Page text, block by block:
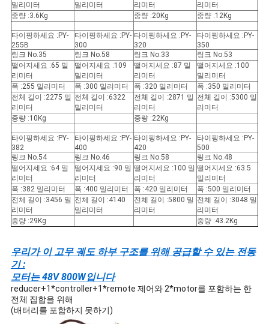
밀리미터
밀리미터
리미터
리미터
중량 :3.6Kg
중량 :20Kg 중량 :12Kg
타이핑하세요 :PY-
255B
타이핑하세요 :PY-
300
타이핑하세요 :PY-
320
타이핑하세요 :PY-
350
링크 No.35
링크 No.58 링크 No.33
링크 No.53
떨어지세요 :65 밀
리미터
떨어지세요 :109
밀리미터
떨어지세요 :87 밀
리미터
떨어지세요 :100
밀리미터
폭 :255 밀리미터
폭 :300 밀리미터 폭 :320 밀리미터
폭 :350 밀리미터
전체 길이 :2275 밀
리미터
전체 길이 :6322
밀리미터
전체 길이 :2871 밀
리미터
전체 길이 :5300 밀
리미터
중량 :10Kg
중량 :22Kg
타이핑하세요 :PY-
382
타이핑하세요 :PY-
400
타이핑하세요 :PY-
420
타이핑하세요 :PY-
500
링크 No.54
링크 No.46 링크 No.58
링크 No.48
떨어지세요 :64 밀
리미터
떨어지세요 :90 밀
리미터
떨어지세요 :100 밀
리미터
떨어지세요 :63.5
밀리미터
폭 :382 밀리미터
폭 :400 밀리미터 폭 :420 밀리미터
폭 :500 밀리미터
전체 길이 :3456 밀
리미터
전체 길이 :4140
밀리미터
전체 길이 :5800 밀
리미터
전체 길이 :3048 밀
리미터
중량 :29Kg
중량 :43.2Kg
우리가 이 고무 궤도 하부 구조를 위해 공급할 수 있는 전동
기 :
모터는 48V 800W입니다
reducer+1*controller+1*remote 제어와 2*motor를 포함하는 한
전체 집합을 위해
(배터리를 포함하지 못하기)